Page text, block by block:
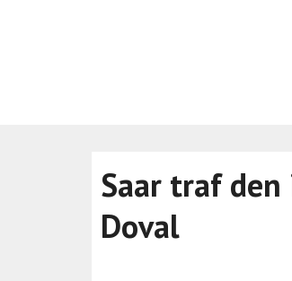
Saar traf
Doval